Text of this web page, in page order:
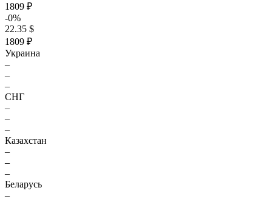
1809 ₽
-0%
22.35 $
1809 ₽
Украина
–
–
–
СНГ
–
–
–
Казахстан
–
–
–
Беларусь
–